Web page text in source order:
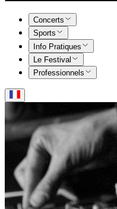
Concerts
Sports
Info Pratiques
Le Festival
Professionnels